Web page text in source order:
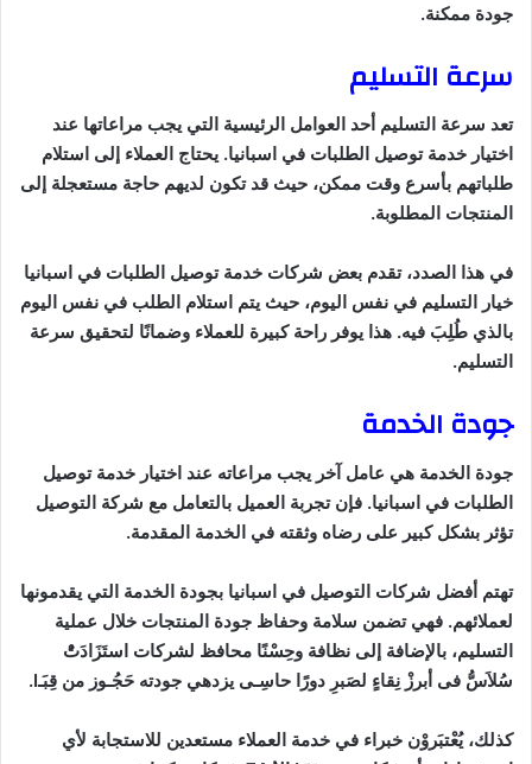
جودة ممكنة.
سرعة التسليم
تعد سرعة التسليم أحد العوامل الرئيسية التي يجب مراعاتها عند
اختيار خدمة توصيل الطلبات في اسبانيا. يحتاج العملاء إلى استلام
طلباتهم بأسرع وقت ممكن، حيث قد تكون لديهم حاجة مستعجلة إلى
المنتجات المطلوبة.
في هذا الصدد، تقدم بعض شركات خدمة توصيل الطلبات في اسبانيا
خيار التسليم في نفس اليوم، حيث يتم استلام الطلب في نفس اليوم
بالذي طُلِبَ فيه. هذا يوفر راحة كبيرة للعملاء وضمانًا لتحقيق سرعة
التسليم.
جودة الخدمة
جودة الخدمة هي عامل آخر يجب مراعاته عند اختيار خدمة توصيل
الطلبات في اسبانيا. فإن تجربة العميل بالتعامل مع شركة التوصيل
تؤثر بشكل كبير على رضاه وثقته في الخدمة المقدمة.
تهتم أفضل شركات التوصيل في اسبانيا بجودة الخدمة التي يقدمونها
لعملائهم. فهي تضمن سلامة وحفاظ جودة المنتجات خلال عملية
التسليم، بالإضافة إلى نظافة وحِسْنًا محافظ لشركات استَزَادَتُْ
سُلاَسُّ فى أبرزْ نِقاءٍ لصَبرِ دورًا حاسِـى يزدهي جودته حَجُـوز من قِبَـI‬.
كذلك، يُعْتبَروْن خبراء في خدمة العملاء مستعدين للاستجابة لأي